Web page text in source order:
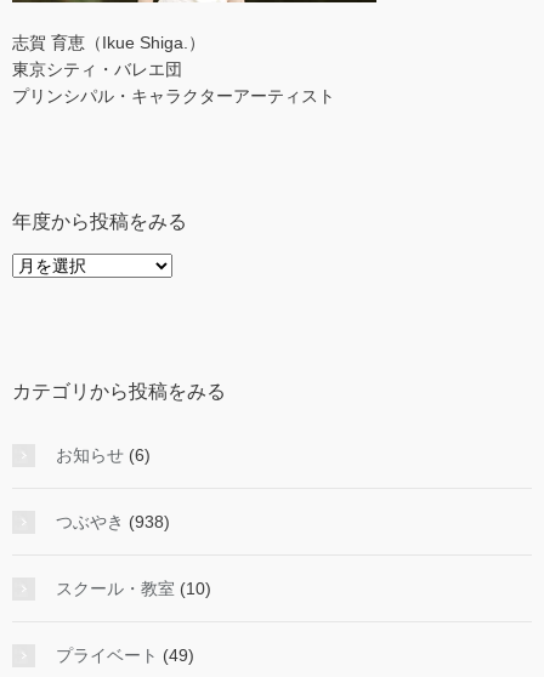
志賀 育恵（Ikue Shiga.）
東京シティ・バレエ団
プリンシパル・キャラクターアーティスト
年度から投稿をみる
年
稿
み
カテゴリから投稿をみる
お知らせ (6)
つぶやき (938)
スクール・教室 (10)
プライベート (49)